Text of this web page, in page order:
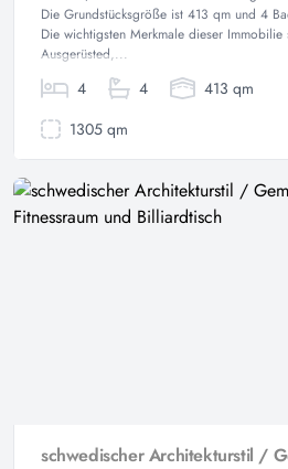
Die Grundstücksgröße ist 413 qm und 4
Die wichtigsten Merkmale dieser
Ausgerüsted,...
4 4
413 qm
1305 qm